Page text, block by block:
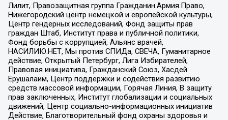
Лилит, Правозащитная группа Гражданин.Армия.Право,
Нижегородский центр немецкой и европейской культуры,
Центр гендерных исследований, Фонд защиты прав
граждан Штаб, Институт права и публичной политики,
Фонд борьбы с коррупцией, Альянс врачей,
НАСИЛИЮ.НЕТ, Мы против СПИДа, СВЕЧА, Гуманитарное
действие, Открытый Петербург, Лига Избирателей,
Правовая инициатива, Гражданский Союз, Хасдей
Ерушалаим, Центр поддержки и содействия развитию
средств массовой информации, Горячая Линия, В защиту
прав заключенных, Институт глобализации и социальных
движений, Центр социально-информационных инициатив
Действие, Благотворительный фонд охраны здоровья и